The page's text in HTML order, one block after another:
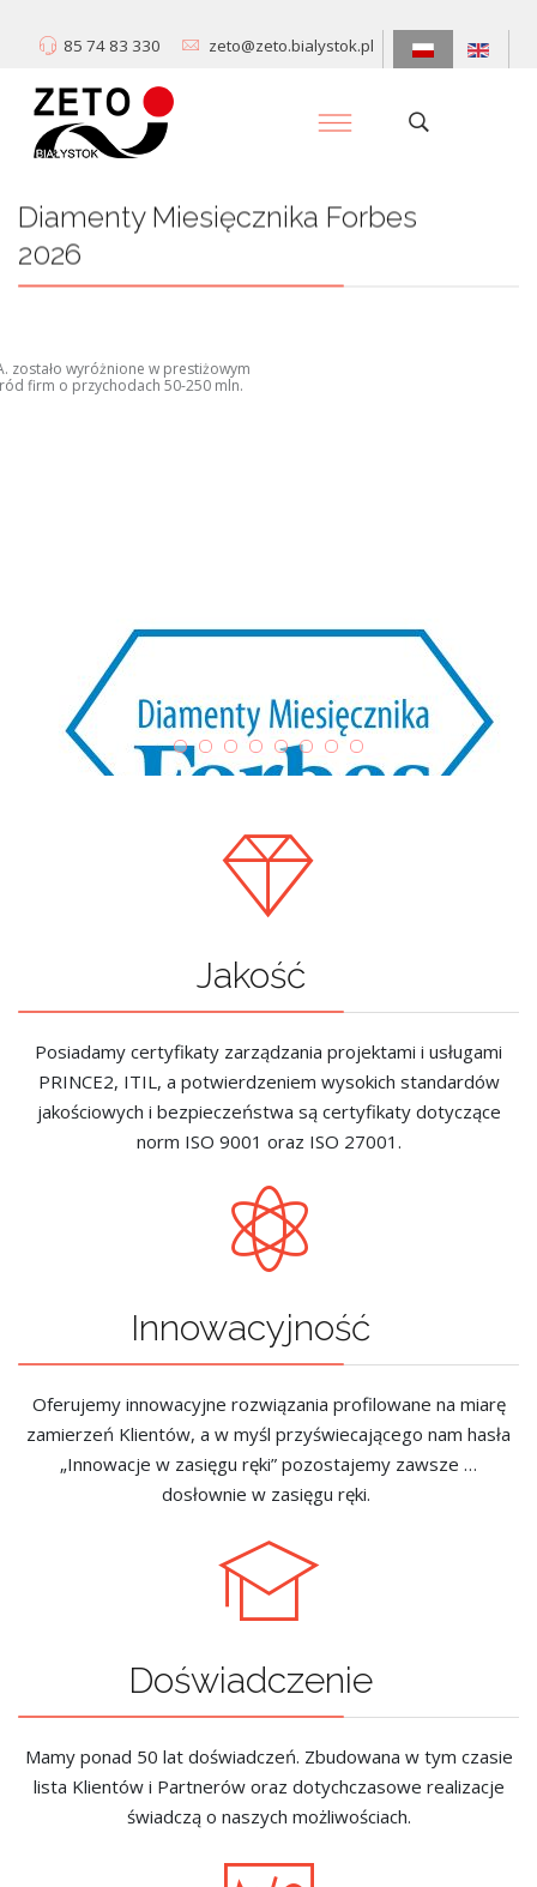
85 74 83 330 zeto@zeto.bialystok.pl
Diamenty Miesięcznika Forbes
2026
Centrum Informatyki „ZETO” S.A. zostało wyróżnione w prestiżowym
rankingu Diamenty Forbesa wśród firm o przychodach 50-250 mln.
Jakość
Posiadamy certyfikaty zarządzania projektami i usługami
PRINCE2, ITIL, a potwierdzeniem wysokich standardów
jakościowych i bezpieczeństwa są certyfikaty dotyczące
norm ISO 9001 oraz ISO 27001.
Innowacyjność
Oferujemy innowacyjne rozwiązania profilowane na miarę
zamierzeń Klientów, a w myśl przyświecającego nam hasła
„Innowacje w zasięgu ręki” pozostajemy zawsze …
dosłownie w zasięgu ręki.
Doświadczenie
Mamy ponad 50 lat doświadczeń. Zbudowana w tym czasie
lista Klientów i Partnerów oraz dotychczasowe realizacje
świadczą o naszych możliwościach.